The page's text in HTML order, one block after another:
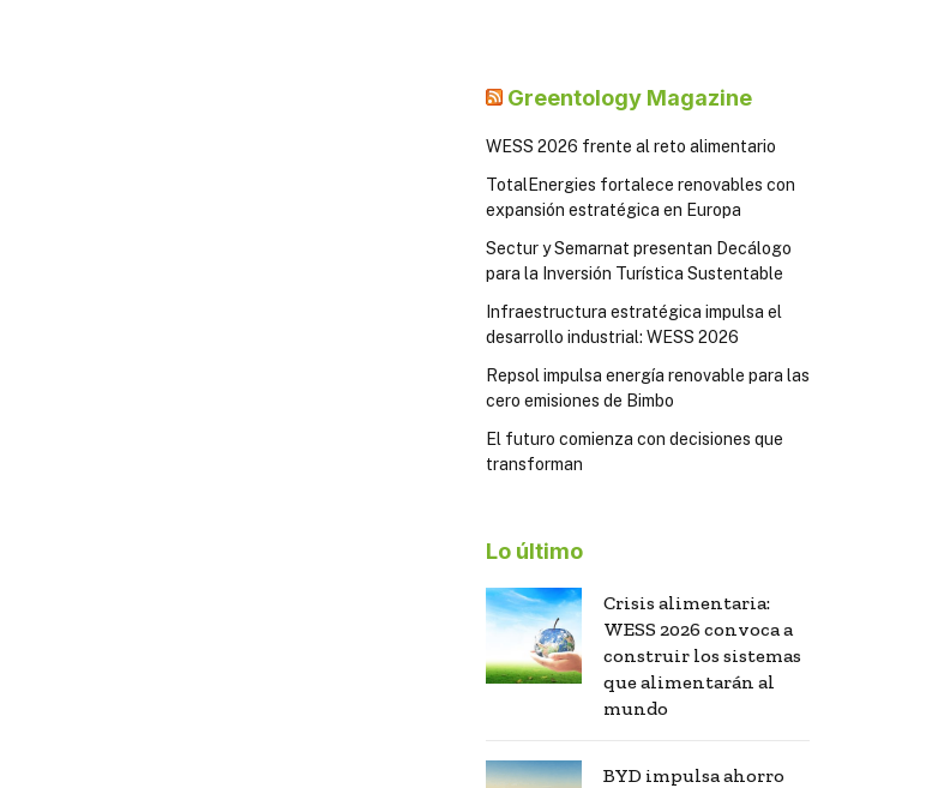
Greentology Magazine
WESS 2026 frente al reto alimentario
TotalEnergies fortalece renovables con
expansión estratégica en Europa
Sectur y Semarnat presentan Decálogo
para la Inversión Turística Sustentable
Infraestructura estratégica impulsa el
desarrollo industrial: WESS 2026
Repsol impulsa energía renovable para las
cero emisiones de Bimbo
El futuro comienza con decisiones que
transforman
Lo último
Crisis alimentaria:
WESS 2026 convoca a
construir los sistemas
que alimentarán al
mundo
BYD impulsa ahorro